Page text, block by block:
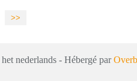
>>
nederlands - Hébergé par